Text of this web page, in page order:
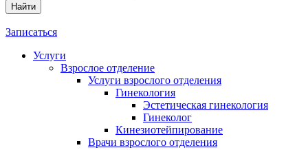
Найти
Записаться
Услуги
Взрослое отделение
Услуги взрослого отделения
Гинекология
Эстетическая гинекология
Гинеколог
Кинезиотейпирование
Врачи взрослого отделения